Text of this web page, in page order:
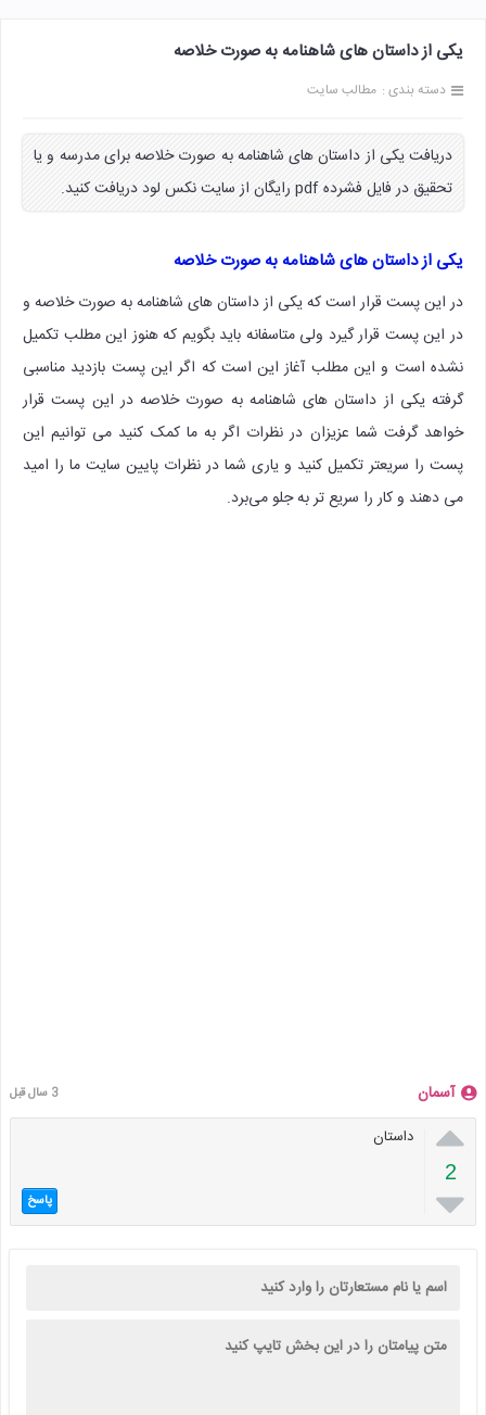
یکی از داستان های شاهنامه به صورت خلاصه
دسته بندی : مطالب سایت
دریافت یکی از داستان های شاهنامه به صورت خلاصه برای مدرسه و یا
تحقیق در فایل فشرده pdf رایگان از سایت نکس لود دریافت کنید.
یکی از داستان های شاهنامه به صورت خلاصه
در این پست قرار است که یکی از داستان های شاهنامه به صورت خلاصه و
در این پست قرار گیرد ولی متاسفانه باید بگویم که هنوز این مطلب تکمیل
نشده است و این مطلب آغاز این است که اگر این پست بازدید مناسبی
گرفته یکی از داستان های شاهنامه به صورت خلاصه در این پست قرار
خواهد گرفت شما عزیزان در نظرات اگر به ما کمک کنید می توانیم این
پست را سریعتر تکمیل کنید و یاری شما در نظرات پایین سایت ما را امید
می دهند و کار را سریع تر به جلو می‌برد.
آسمان 3 سال قبل

2

داستان
پاسخ